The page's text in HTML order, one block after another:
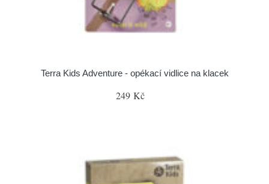
Terra Kids Adventure - opékací vidlice na klacek
249 Kč